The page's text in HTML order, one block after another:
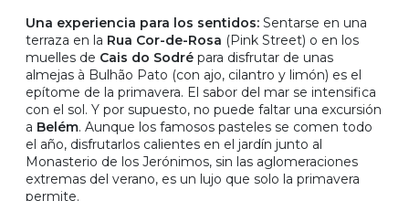
Una experiencia para los sentidos: Sentarse en una
terraza en la Rua Cor-de-Rosa (Pink Street) o en los
muelles de Cais do Sodré para disfrutar de unas
almejas à Bulhão Pato (con ajo, cilantro y limón) es el
epítome de la primavera. El sabor del mar se intensifica
con el sol. Y por supuesto, no puede faltar una excursión
a Belém. Aunque los famosos pasteles se comen todo
el año, disfrutarlos calientes en el jardín junto al
Monasterio de los Jerónimos, sin las aglomeraciones
extremas del verano, es un lujo que solo la primavera
permite.